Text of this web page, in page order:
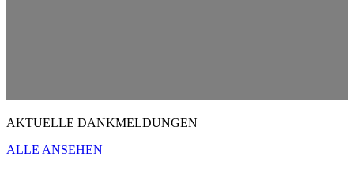
AKTUELLE DANKMELDUNGEN
ALLE ANSEHEN